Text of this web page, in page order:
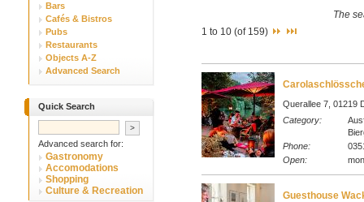
Bars
Cafés & Bistros
Pubs
Restaurants
Objects A-Z
Advanced Search
Quick Search
Advanced search for:
Gastronomy
Accomodations
Shopping
Culture & Recreation
The
1 to 10 (of 159)
Querallee 7, 01219
Category:
Phone:
Open:
Guesthouse